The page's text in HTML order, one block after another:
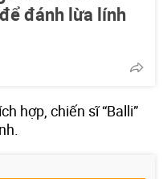
đánh lừa lính
hợp, chiến sĩ “Balli”